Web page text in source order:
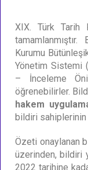
XIX. Türk Tarih
Kurumu
Yönetim Sistemi
– İnceleme
öğrenebilirler.
hakem
bildiri
Özeti onaylanan
üzerinden, bildiri
2022 tarihine